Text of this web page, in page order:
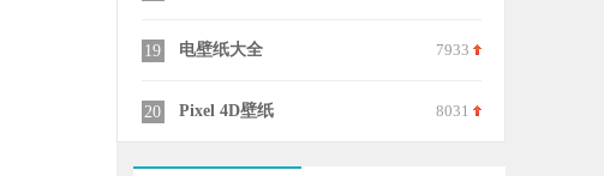
19 电壁纸大全 7933
20 Pixel 4D壁纸 8031